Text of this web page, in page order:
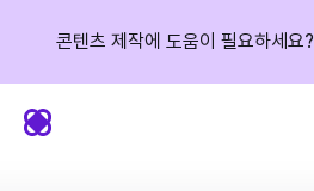
콘텐츠 제작에 도움이 필요하세요?